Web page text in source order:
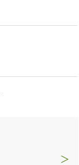
＞